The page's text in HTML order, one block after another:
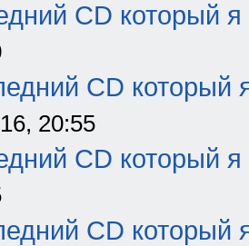
CD который я
CD который
20:55
CD который я
CD который